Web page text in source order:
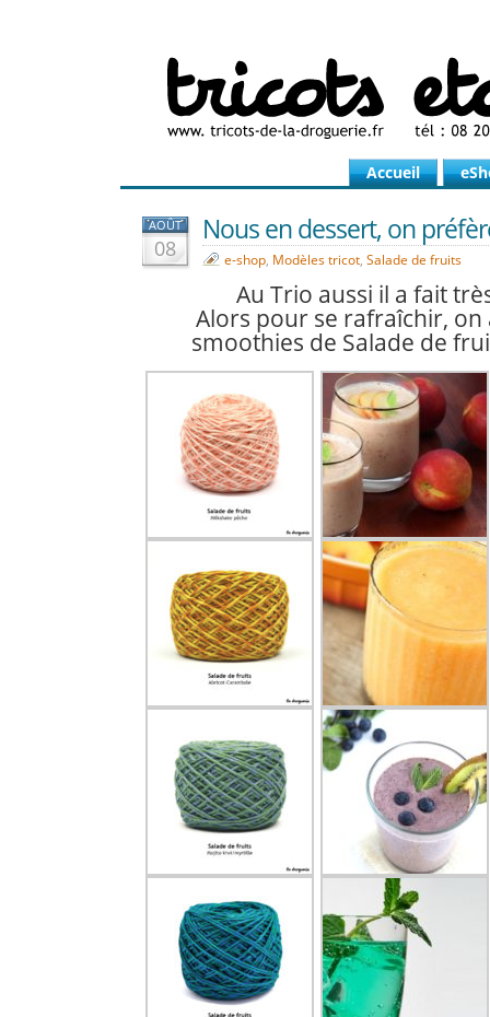
Accueil
AOÛT
08
Nous en dessert, on
e-shop, Modèles tricot, Salade de fruits
Au Trio aussi il a fait
Alors pour se rafraîchir, on
smoothies de Salade de